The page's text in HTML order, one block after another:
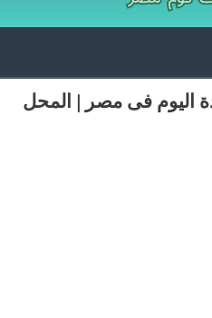
اليوم فى مصر | المحل